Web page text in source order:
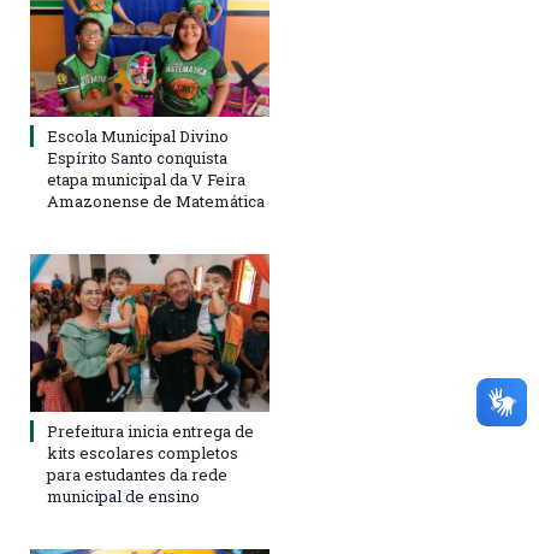
Escola Municipal Divino
Espírito Santo conquista
etapa municipal da V Feira
Amazonense de Matemática
Prefeitura inicia entrega de
kits escolares completos
para estudantes da rede
municipal de ensino